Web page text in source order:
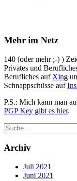
Mehr im Netz
140 (oder mehr ;-) )
Privates und
Berufliches auf Xing
Schnappschüsse auf
P.S.: Mich kann man
PGP Key gibt es hier.
Archiv
Juli 2021
Juni 2021